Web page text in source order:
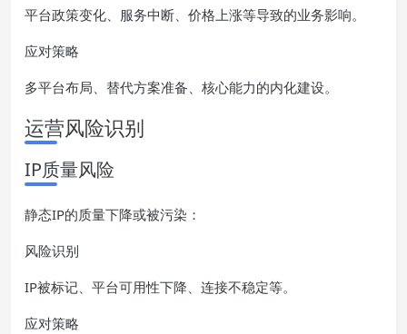
平台政策变化、服务中断、价格上涨等导致的业务影响。
应对策略
多平台布局、替代方案准备、核心能力的内化建设。
运营风险识别
IP质量风险
静态IP的质量下降或被污染：
风险识别
IP被标记、平台可用性下降、连接不稳定等。
应对策略